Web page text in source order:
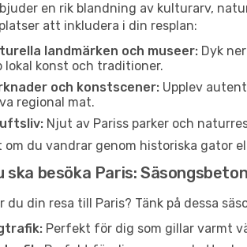
en rik blandning av kulturarv,
att inkludera i din resplan:
landmärken och museer: Dyk
lokal konst och traditioner.
och konstscener: Upplev
regional mat.
Njut av Pariss parker och
om du vandrar genom historiska gator
ska besöka Paris:
du din resa till Paris? Tänk på dessa
Perfekt för dig som gillar varmt